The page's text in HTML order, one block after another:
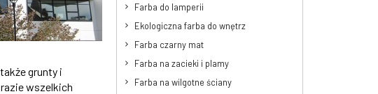
grunty i
wszelkich
Farba do lamperii
Ekologiczna farba do wnętrz
Farba czarny mat
Farba na zacieki i plamy
Farba na wilgotne ściany